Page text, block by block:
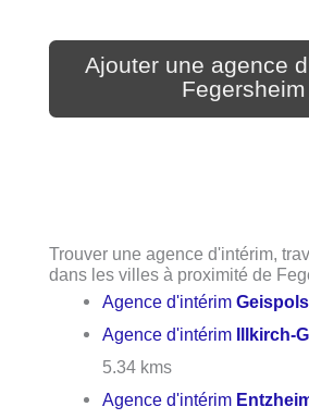
Ajouter une agence
Fegersheim
Trouver une agence d'intérim,
dans les villes à proximité de
Agence d'intérim
Agence d'intérim Illkirch-
5.34 kms
Agence d'intérim